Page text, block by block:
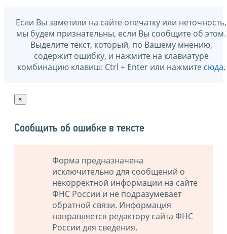
Если Вы заметили на сайте опечатку или неточность,
мы будем признательны, если Вы сообщите об этом.
Выделите текст, который, по Вашему мнению,
содержит ошибку, и нажмите на клавиатуре
комбинацию клавиш: Ctrl + Enter или нажмите сюда.
×
Сообщить об ошибке в тексте
Форма предназначена
исключительно для сообщений о
некорректной информации на сайте
ФНС России и не подразумевает
обратной связи. Информация
направляется редактору сайта ФНС
России для сведения.